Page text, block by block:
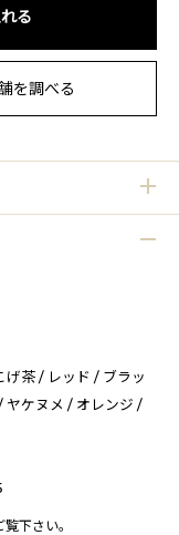
る
を調べる
げ茶 / レッド / ブラッ
ヤケヌメ / オレンジ /
覧下さい。